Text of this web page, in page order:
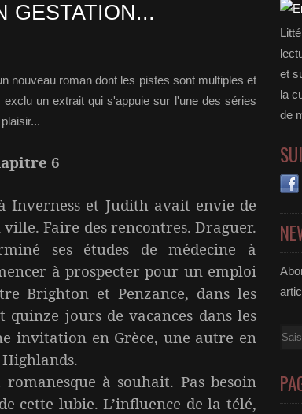
GESTATION...
nouveau roman dont les pistes sont multiples et
un extrait qui s'appuie sur l'une des séries
6
et Judith avait envie de
ville. Faire des rencontres. Draguer.
ses études de médecine à
à prospecter pour un emploi
Brighton et Penzance, dans les
quinze jours de vacances dans les
invitation en Grèce, une autre en
Highlands.
à souhait. Pas besoin
cette lubie. L’influence de la télé,
et
la
de